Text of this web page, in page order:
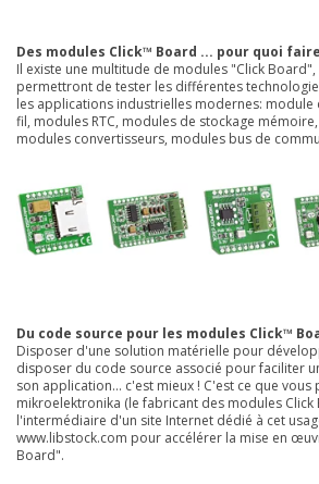
Des modules Click™ Board ... pour quoi
Il existe une multitude de modules "Click
permettront de tester les différentes
les applications industrielles modernes: module
fil, modules RTC, modules de stockage
modules convertisseurs, modules bus de
Du code source pour les modules Click™
Disposer d'une solution matérielle pour
disposer du code source associé pour faciliter
son application... c'est mieux ! C'est ce que vous
mikroelektronika (le fabricant des modules Click
l'intermédiaire d'un site Internet dédié à cet
www.libstock.com pour accélérer la mise en
Board".